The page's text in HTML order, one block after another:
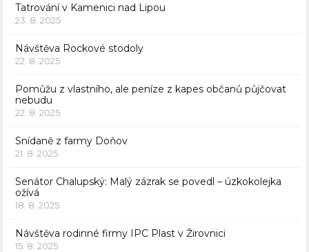
Tatrování v Kamenici nad Lipou
23. 8. 2025
Návštěva Rockové stodoly
22. 8. 2025
Pomůžu z vlastního, ale peníze z kapes občanů půjčovat
nebudu
22. 8. 2025
Snídaně z farmy Doňov
21. 8. 2025
Senátor Chalupský: Malý zázrak se povedl – úzkokolejka
ožívá
18. 8. 2025
Návštěva rodinné firmy IPC Plast v Žirovnici
15. 8. 2025